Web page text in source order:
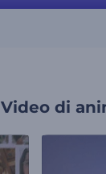
Video di